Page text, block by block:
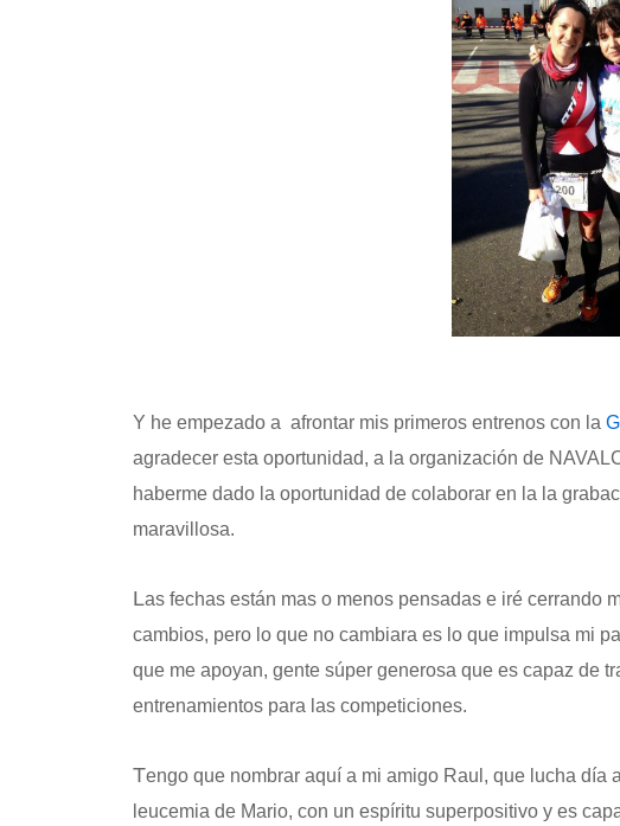
Y he empezado a afrontar mis primeros entrenos con la
agradecer esta oportunidad, a la organización de
haberme dado la oportunidad de colaborar en la la
maravillosa.
Las fechas están mas o menos pensadas e iré cerrando
cambios, pero lo que no cambiara es lo que impulsa mi
que me apoyan, gente súper generosa que es capaz de
entrenamientos para las competiciones.
Tengo que nombrar aquí a mi amigo Raul, que lucha
leucemia de Mario, con un espíritu superpositivo y es